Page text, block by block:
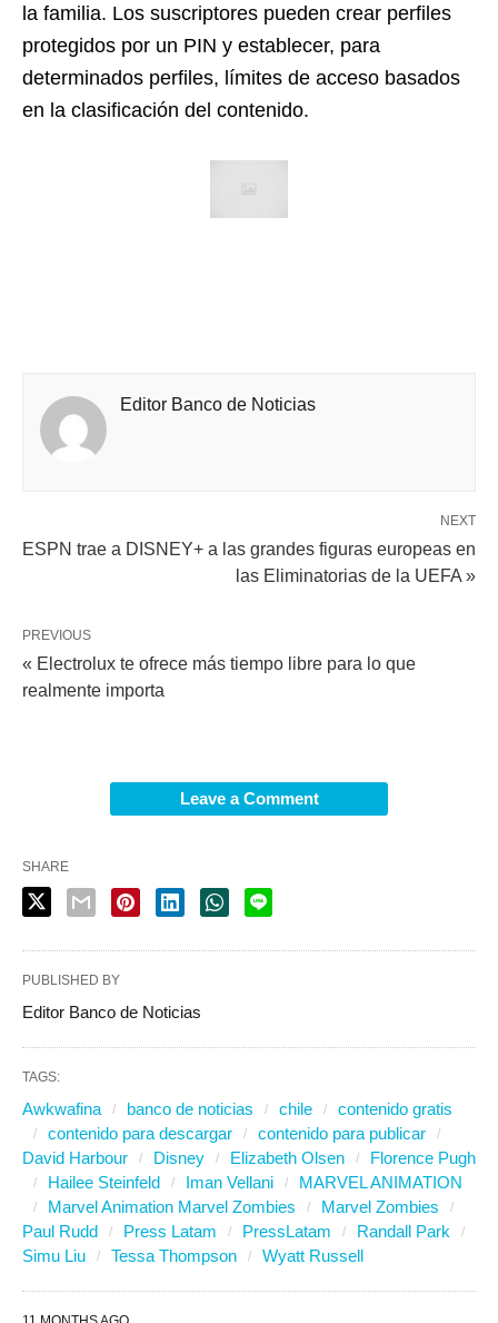
la familia. Los suscriptores pueden crear perfiles
protegidos por un PIN y establecer, para
determinados perfiles, límites de acceso basados
en la clasificación del contenido.
Editor Banco de Noticias
NEXT
ESPN trae a DISNEY+ a las grandes figuras europeas en
las Eliminatorias de la UEFA »
PREVIOUS
« Electrolux te ofrece más tiempo libre para lo que
realmente importa
Leave a Comment
SHARE
PUBLISHED BY
Editor Banco de Noticias
TAGS:
Awkwafina banco de noticias chile
contenido gratis
contenido para descargar
contenido para publicar
David Harbour
Disney Elizabeth Olsen
Florence Pugh
Hailee Steinfeld
Iman Vellani
MARVEL ANIMATION
Marvel Animation Marvel Zombies
Marvel Zombies
Paul Rudd
Press Latam PressLatam
Randall Park
Simu Liu
Tessa Thompson Wyatt Russell